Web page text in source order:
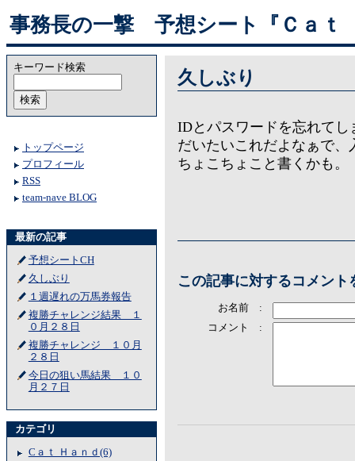
事務長の一撃 予想シート『Ｃａｔ
キーワード検索
トップページ
プロフィール
RSS
team-nave BLOG
最新の記事
予想シートCH
久しぶり
１週遅れの万馬券報告
複勝チャレンジ結果 １
０月２８日
複勝チャレンジ １０月
２８日
今日の狙い馬結果 １０
月２７日
カテゴリ
Cａｔ Ｈａｎｄ(6)
久しぶり
IDとパスワードを忘れてし
だいたいこれだよなぁで、
ちょこちょこと書くかも。
この記事に対するコメント
お名前 :
コメント :